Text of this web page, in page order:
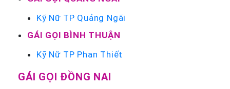
Kỹ Nữ TP Quảng Ngãi
GÁI GỌI BÌNH THUẬN
Kỹ Nữ TP Phan Thiết
GÁI GỌI ĐỒNG NAI